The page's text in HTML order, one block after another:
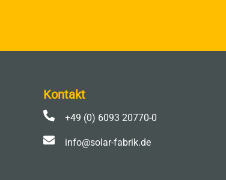
Kontakt

+49 (0) 6093 20770-0

info@solar-fabrik.de